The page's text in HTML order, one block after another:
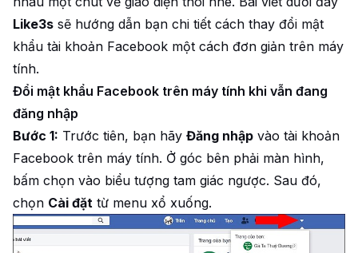
Like3s sẽ hướng dẫn bạn chi tiết cách thay đổi mật
khẩu tài khoản Facebook một cách đơn giản trên máy
tính.
Đổi mật khẩu Facebook trên máy tính khi vẫn đang
đăng nhập
Bước 1: Trước tiên, bạn hãy Đăng nhập vào tài khoản
Facebook trên máy tính. Ở góc bên phải màn hình,
bấm chọn vào biểu tượng tam giác ngược. Sau đó,
chọn Cài đặt từ menu xổ xuống.